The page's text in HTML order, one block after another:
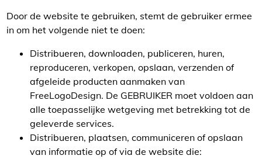
Door de website te gebruiken, stemt de gebruiker ermee
in om het volgende niet te doen:
Distribueren, downloaden, publiceren, huren,
reproduceren, verkopen, opslaan, verzenden of
afgeleide producten aanmaken van
FreeLogoDesign. De GEBRUIKER moet voldoen aan
alle toepasselijke wetgeving met betrekking tot de
geleverde services.
Distribueren, plaatsen, communiceren of opslaan
van informatie op of via de website die: